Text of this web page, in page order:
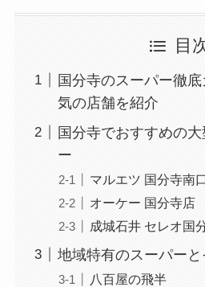
目
国分寺のスーパー徹
気の店舗を紹介
国分寺でおすすめの
ー
マルエツ 国分寺南
オーケー 国分寺店
成城石井 セレオ国
地域特有のスーパーと
八百屋の飛半